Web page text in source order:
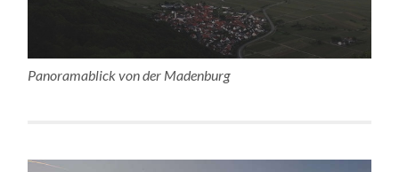
Panoramablick von der Madenburg